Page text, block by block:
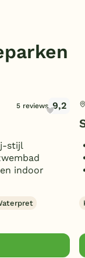
5 reviews 9,2
stijl
indoor